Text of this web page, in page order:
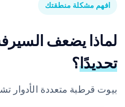
افهم مشكلة منطقتك
لماذا يضعف
تحديدًا؟
بيوت قرطبة متعددة الأدوار